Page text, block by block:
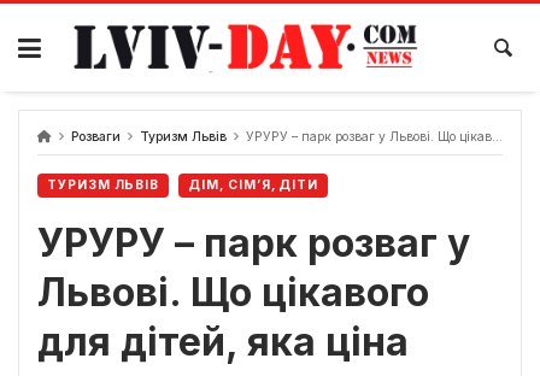
Skip
content
Розваги Туризм Львів УРУРУ – парк розваг у Львові. Що цікавого для дітей, яка ціна
ТУРИЗМ ЛЬВІВ ДІМ, СІМ’Я, ДІТИ
УРУРУ – парк розваг у
Львові. Що цікавого
для дітей, яка ціна